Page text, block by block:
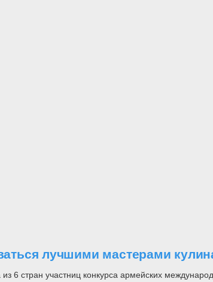
лучшими мастерами
6 стран участниц конкурса армейских